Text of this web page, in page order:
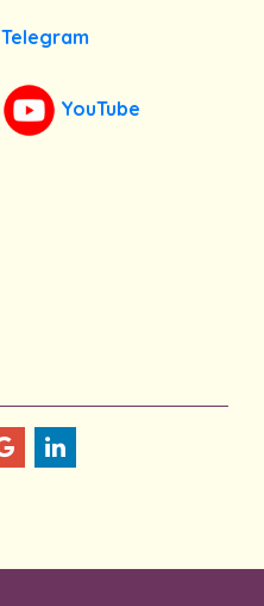
Telegram
YouTube